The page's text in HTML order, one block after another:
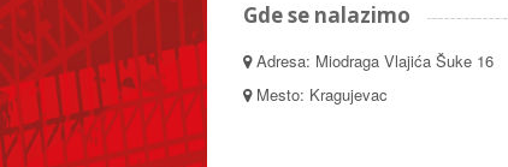
Gde se nalazimo
Adresa: Miodraga Vlajića Šuke 16
Mesto: Kragujevac